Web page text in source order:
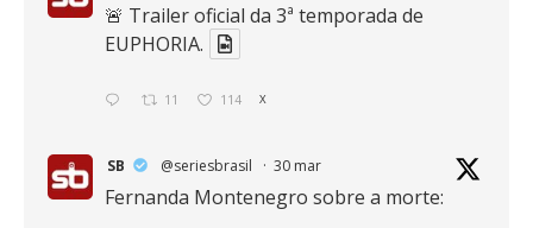
🚨 Trailer oficial da 3ª temporada de
EUPHORIA.
11 114 X
SB @seriesbrasil · 30 mar
Fernanda Montenegro sobre a morte: